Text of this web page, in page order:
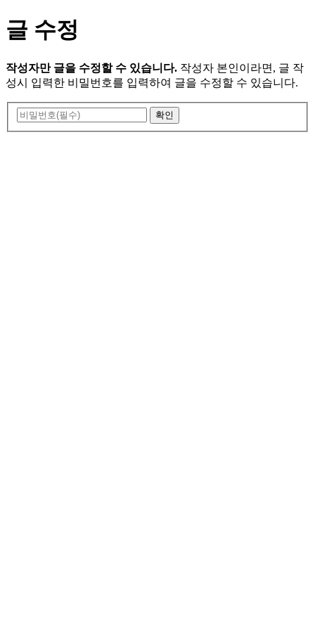
글 수정
작성자만 글을 수정할 수 있습니다. 작성자 본인이라면, 글 작
성시 입력한 비밀번호를 입력하여 글을 수정할 수 있습니다.